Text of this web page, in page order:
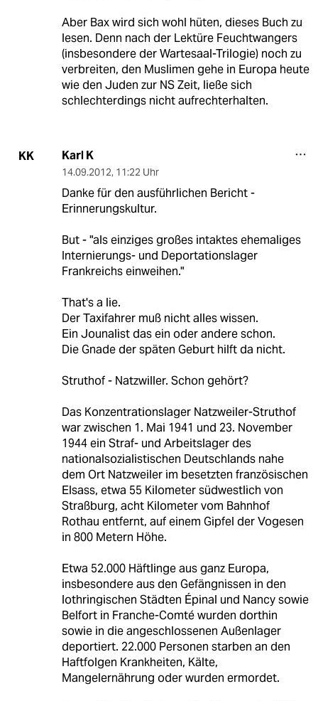
Aber Bax wird sich wohl hüten, dieses Buch zu
lesen. Denn nach der Lektüre Feuchtwangers
(insbesondere der Wartesaal-Trilogie) noch zu
verbreiten, den Muslimen gehe in Europa heute
wie den Juden zur NS Zeit, ließe sich
schlechterdings nicht aufrechterhalten.
KK Karl K
14.09.2012, 11:22 Uhr
Danke für den ausführlichen Bericht -
Erinnerungskultur.
But - "als einziges großes intaktes ehemaliges
Internierungs- und Deportationslager
Frankreichs einweihen."
That's a lie.
Der Taxifahrer muß nicht alles wissen.
Ein Jounalist das ein oder andere schon.
Die Gnade der späten Geburt hilft da nicht.
Struthof - Natzwiller. Schon gehört?
Das Konzentrationslager Natzweiler-Struthof
war zwischen 1. Mai 1941 und 23. November
1944 ein Straf- und Arbeitslager des
nationalsozialistischen Deutschlands nahe
dem Ort Natzweiler im besetzten französischen
Elsass, etwa 55 Kilometer südwestlich von
Straßburg, acht Kilometer vom Bahnhof
Rothau entfernt, auf einem Gipfel der Vogesen
in 800 Metern Höhe.
Etwa 52.000 Häftlinge aus ganz Europa,
insbesondere aus den Gefängnissen in den
lothringischen Städten Épinal und Nancy sowie
Belfort in Franche-Comté wurden dorthin
sowie in die angeschlossenen Außenlager
deportiert. 22.000 Personen starben an den
Haftfolgen Krankheiten, Kälte,
Mangelernährung oder wurden ermordet.